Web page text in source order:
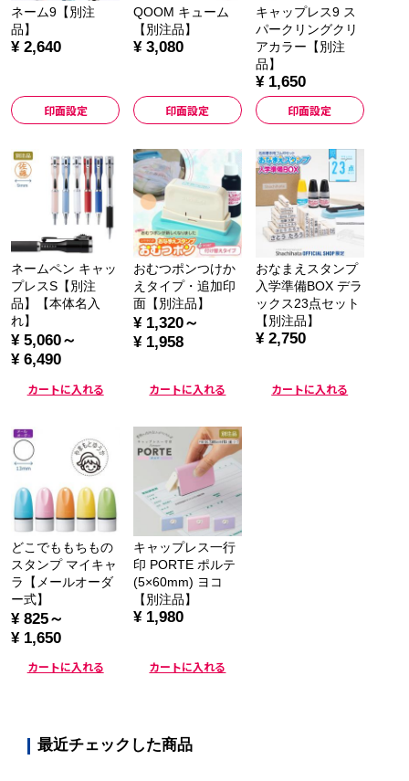
ネーム9【別注
品】
¥ 2,640
印面設定
QOOM キューム
【別注品】
¥ 3,080
印面設定
キャップレス9 ス
パークリングクリ
アカラー【別注
品】
¥ 1,650
印面設定
ネームペン キャッ
プレスS【別注
品】【本体名入
れ】
¥ 5,060～
¥ 6,490
カートに入れる
おむつポンつけか
えタイプ・追加印
面【別注品】
¥ 1,320～
¥ 1,958
カートに入れる
おなまえスタンプ
入学準備BOX デラ
ックス23点セット
【別注品】
¥ 2,750
カートに入れる
どこでももちもの
スタンプ マイキャ
ラ【メールオーダ
ー式】
¥ 825～
¥ 1,650
カートに入れる
キャップレス一行
印 PORTE ポルテ
(5×60mm) ヨコ
【別注品】
¥ 1,980
カートに入れる
最近チェックした商品